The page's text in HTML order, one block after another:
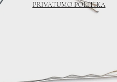
PRIVATUMO POLITIKA